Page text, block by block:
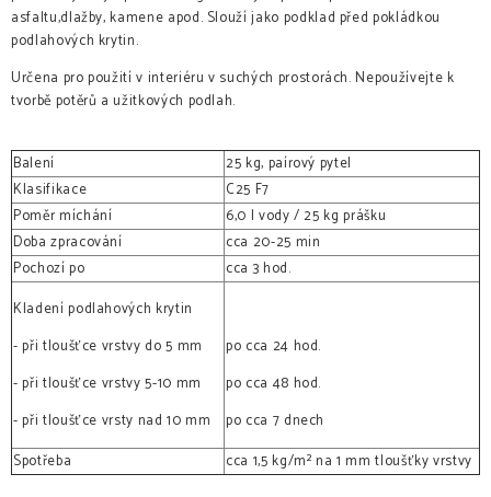
asfaltu,dlažby, kamene apod. Slouží jako podklad před pokládkou
podlahových krytin.
Určena pro použití v interiéru v suchých prostorách. Nepoužívejte k
tvorbě potěrů a užitkových podlah.
Balení
25 kg, paírový pytel
Klasifikace
C25 F7
Poměr míchání
6,0 l vody / 25 kg prášku
Doba zpracování
cca 20-25 min
Pochozí po
cca 3 hod.
Kladení podlahových krytin
- při tloušťce vrstvy do 5 mm
- při tloušťce vrstvy 5-10 mm
- při tloušťce vrsty nad 10 mm
po cca 24 hod.
po cca 48 hod.
po cca 7 dnech
Spotřeba
cca 1,5 kg/m² na 1 mm tloušťky vrstvy